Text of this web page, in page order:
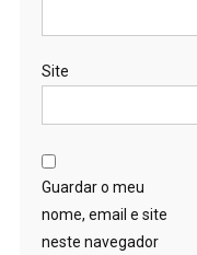
Site
Guardar o meu
nome, email e site
neste navegador